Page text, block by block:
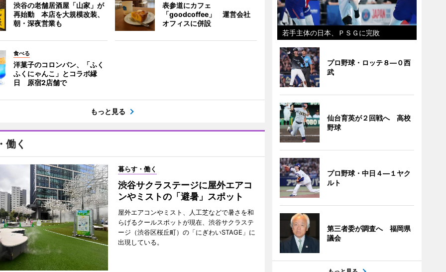
渋谷の老舗居酒屋「山家」が
再始動 本店を大規模改装、
朝・深夜営業も
表参道にカフェ
「goodcoffee」 運営会社
オフィスに併設
食べる
洋菓子のコロンバン、「ふく
ふくにゃんこ」とコラボ縁
日 原宿2店舗で
もっと見る
働く
暮らす・働く
渋谷サクラステージに屋外エアコ
ンやミストの「避暑」スポット
屋外エアコンやミスト、人工芝などで暑さを和
らげるクールスポットが現在、渋谷サクラステ
ージ（渋谷区桜丘町）の「にぎわいSTAGE」に
出現している。
若手主体の日本、ＰＳＧに完敗
プロ野球・ロッテ８―０西
武
仙台育英が２回戦へ 高校
野球
プロ野球・中日４―１ヤク
ルト
第三者委が調査へ 福岡県
議会